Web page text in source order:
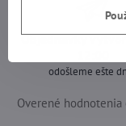
Objednávky
odošleme ešte
Overené hodnotenia